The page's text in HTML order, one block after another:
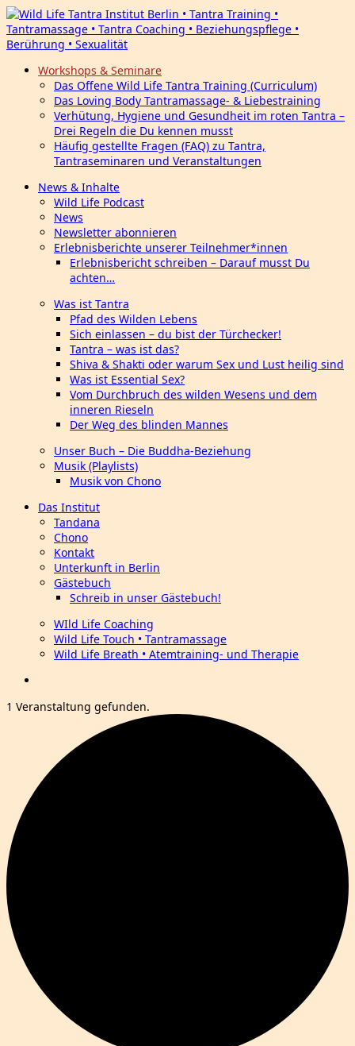
Workshops & Seminare
Das Offene Wild Life Tantra Training (Curriculum)
Das Loving Body Tantramassage- & Liebestraining
Verhütung, Hygiene und Gesundheit im roten Tantra –
Drei Regeln die Du kennen musst
Häufig gestellte Fragen (FAQ) zu Tantra,
Tantraseminaren und Veranstaltungen
News & Inhalte
Wild Life Podcast
News
Newsletter abonnieren
Erlebnisberichte unserer Teilnehmer*innen
Erlebnisbericht schreiben – Darauf musst Du
achten…
Was ist Tantra
Pfad des Wilden Lebens
Sich einlassen – du bist der Türchecker!
Tantra – was ist das?
Shiva & Shakti oder warum Sex und Lust heilig sind
Was ist Essential Sex?
Vom Durchbruch des wilden Wesens und dem
inneren Rieseln
Der Weg des blinden Mannes
Unser Buch – Die Buddha-Beziehung
Musik (Playlists)
Musik von Chono
Das Institut
Tandana
Chono
Kontakt
Unterkunft in Berlin
Gästebuch
Schreib in unser Gästebuch!
WIld Life Coaching
Wild Life Touch • Tantramassage
Wild Life Breath • Atemtraining- und Therapie
1 Veranstaltung gefunden.